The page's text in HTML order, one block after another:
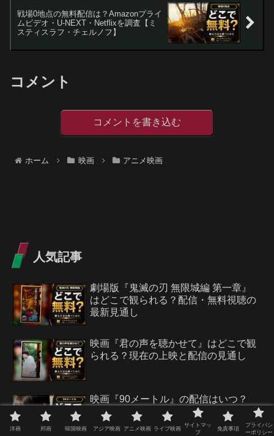
戦場0地点の無料配信は？Amazonプライ
ムビデオ・U-NEXT・Netflixを調査【ミ
スティスラフ・チェルノフ】
コメント
コメントを書き込む
ホーム 映画 アニメ映画
人気記事
劇場版『鬼滅の刃 無限城編 第一章』
はどこで観られる？配信・無料視聴の
最新見通し
映画『君の声を聴かせて』はどこで観
られる？現在の上映と配信の見通し
映画『90メートル』の配信はいつ？
DVD・Blu-ray発売日と視聴方法【山時
聡真・菅野美穂】
洋画 邦画 韓国映画 アジア映画 アニメ映画 ライブ映画
サイトマッ
プ
免責事項
プライバシ
ーポリシー